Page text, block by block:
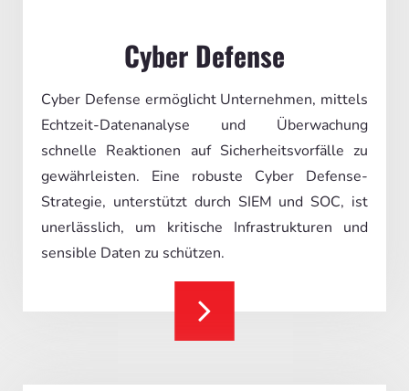
Cyber Defense
Cyber Defense ermöglicht Unternehmen, mittels
Echtzeit-Datenanalyse und Überwachung
schnelle Reaktionen auf Sicherheitsvorfälle zu
gewährleisten. Eine robuste Cyber Defense-
Strategie, unterstützt durch SIEM und SOC, ist
unerlässlich, um kritische Infrastrukturen und
sensible Daten zu schützen.